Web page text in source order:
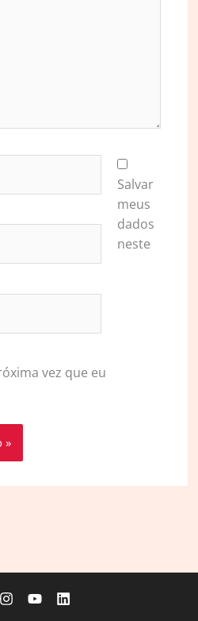
Salvar
meus
dados
neste
vez que eu